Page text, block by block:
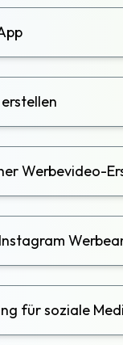
Werbevideo-
für soziale